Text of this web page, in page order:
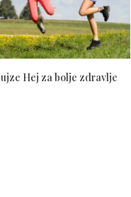
Hej za bolje zdravlje